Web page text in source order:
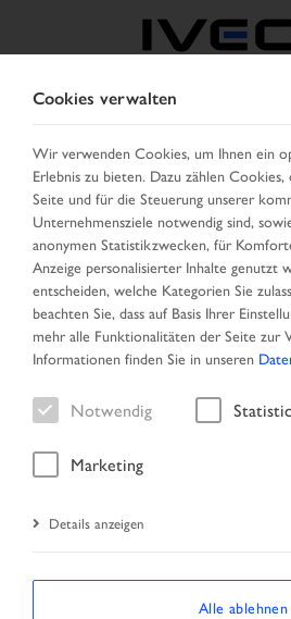
BELGIEN
LAND AUSWÄHLEN
Toggle
navigation
MENU
Startseite Suche
Cookies verwalten
Wir verwenden Cookies, um Ihnen ein
Erlebnis zu bieten. Dazu zählen
Seite und für die Steuerung unserer
Unternehmensziele notwendig sind,
anonymen Statistikzwecken, für
Anzeige personalisierter Inhalte genutzt
entscheiden, welche Kategorien Sie
beachten Sie, dass auf Basis Ihrer
mehr alle Funktionalitäten der Seite zur
Informationen finden Sie in unseren
Notwendig
Marketing
Details anzeigen
Alle ablehnen